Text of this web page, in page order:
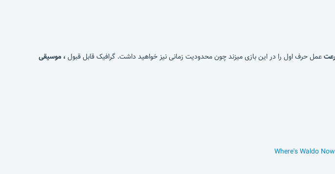
عمل حرف اول را در این بازی میزند چون محدودیت زمانی نیز خواهید داشت. گرافیک قابل قبول ، موسیقی